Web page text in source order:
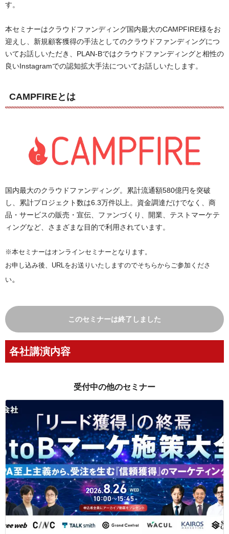
す。
本セミナーはクラウドファンディング国内最大のCAMPFIRE様をお
迎えし、新規顧客獲得の手法としてのクラウドファンディングにつ
いてお話しいただき、PLAN-Bではクラウドファンディングと相性の
良いInstagramでの認知拡大手法についてお話しいたします。
CAMPFIREとは
国内最大のクラウドファンディング。累計流通額580億円を突破
し、累計プロジェクト数は6.3万件以上。資金調達だけでなく、商
品・サービスの販売・宣伝、ファンづくり、開業、テストマーケテ
ィングなど、さまざまな目的で利用されています。
※本セミナーはオンラインセミナーとなります。
お申し込み後、URLをお送りいたしますのでそちらからご参加くださ
い。
このセミナーは終了しました
各社講演内容
受付中の他のセミナー